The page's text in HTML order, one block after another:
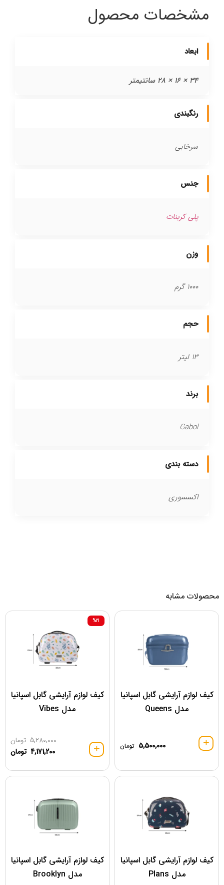
مشخصات محصول
ابعاد
34 × 16 × 28 سانتیمتر
رنگبندی
سرخابی
جنس
پلی کربنات
وزن
1000 گرم
حجم
13 لیتر
برند
Gabol
دسته بندی
اکسسوری
محصولات مشابه
کیف لوازم آرایشی گابل اسپانیا
مدل Queens
5,500,000 تومان
کیف لوازم آرایشی گابل اسپانیا
مدل Vibes
%21
5,280,000 تومان
4,171,200 تومان
کیف لوازم آرایشی گابل اسپانیا
مدل Plans
کیف لوازم آرایشی گابل اسپانیا
مدل Brooklyn